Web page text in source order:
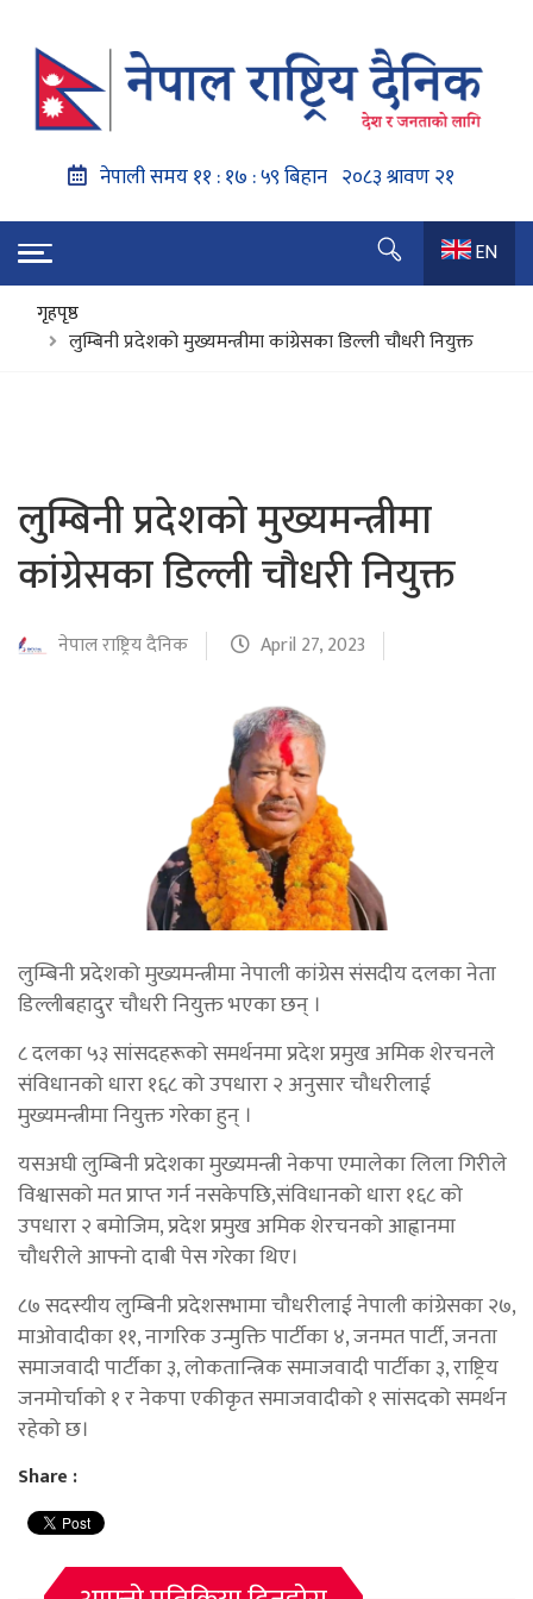
EN
गृहपृष्ठ
लुम्बिनी प्रदेशको मुख्यमन्त्रीमा कांग्रेसका डिल्ली चौधरी नियुक्त
लुम्बिनी प्रदेशको मुख्यमन्त्रीमा
कांग्रेसका डिल्ली चौधरी नियुक्त
नेपाल राष्ट्रिय दैनिक April 27, 2023
लुम्बिनी प्रदेशको मुख्यमन्त्रीमा नेपाली कांग्रेस संसदीय दलका नेता
डिल्लीबहादुर चौधरी नियुक्त भएका छन् ।
८ दलका ५३ सांसदहरूको समर्थनमा प्रदेश प्रमुख अमिक शेरचनले
संविधानको धारा १६८ को उपधारा २ अनुसार चौधरीलाई
मुख्यमन्त्रीमा नियुक्त गरेका हुन् ।
यसअघी लुम्बिनी प्रदेशका मुख्यमन्त्री नेकपा एमालेका लिला गिरीले
विश्वासको मत प्राप्त गर्न नसकेपछि,संविधानको धारा १६८ को
उपधारा २ बमोजिम, प्रदेश प्रमुख अमिक शेरचनको आह्वानमा
चौधरीले आफ्नो दाबी पेस गरेका थिए।
८७ सदस्यीय लुम्बिनी प्रदेशसभामा चौधरीलाई नेपाली कांग्रेसका २७,
माओवादीका ११, नागरिक उन्मुक्ति पार्टीका ४, जनमत पार्टी, जनता
समाजवादी पार्टीका ३, लोकतान्त्रिक समाजवादी पार्टीका ३, राष्ट्रिय
जनमोर्चाको १ र नेकपा एकीकृत समाजवादीको १ सांसदको समर्थन
रहेको छ।
Share :